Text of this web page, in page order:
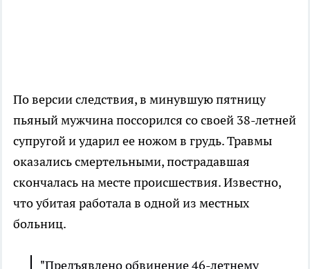
По версии следствия, в минувшую пятницу
пьяный мужчина поссорился со своей 38-летней
супругой и ударил ее ножом в грудь. Травмы
оказались смертельными, пострадавшая
скончалась на месте происшествия. Известно,
что убитая работала в одной из местных
больниц.
"Предъявлено обвинение 46-летнему